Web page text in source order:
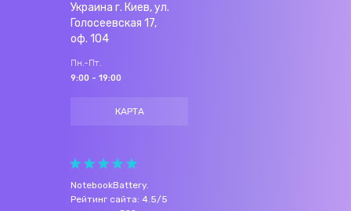
Украина г. Киев, ул.
Голосеевская 17,
оф. 104
Пн.-Пт.
9:00 - 19:00
КАРТА
NotebookBattery.
Рейтинг сайта: 4.5/5